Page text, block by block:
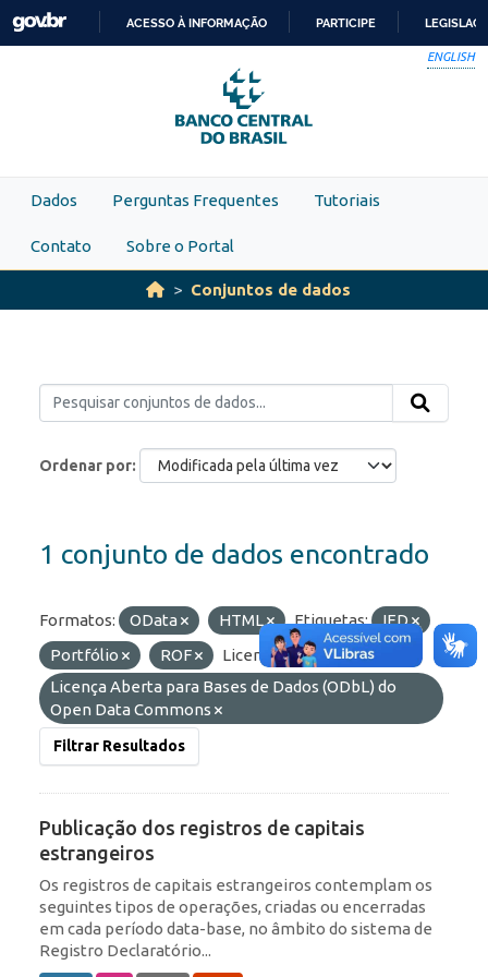
Skip to main content
PARA
O
CONTEÚDO
ACESSO À INFORMAÇÃO PARTICIPE
ENGLISH
Dados Perguntas Frequentes Tutoriais
Contato Sobre o Portal
Conjuntos de dados
Ordenar por
1 conjunto de dados encontrado
Formatos: OData HTML Etiquetas:
IED
Portfólio
ROF
Licenças:
Licença Aberta para Bases de Dados (ODbL) do
Open Data Commons
Filtrar Resultados
Publicação dos registros de capitais
estrangeiros
Os registros de capitais estrangeiros contemplam os
seguintes tipos de operações, criadas ou encerradas
em cada período data-base, no âmbito do sistema de
Registro Declaratório...